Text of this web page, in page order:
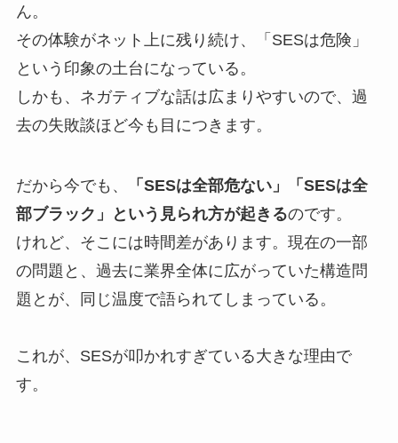
ん。
その体験がネット上に残り続け、「SESは危険」
という印象の土台になっている。
しかも、ネガティブな話は広まりやすいので、過
去の失敗談ほど今も目につきます。
だから今でも、
「SESは全部危ない」「SESは全
部ブラック」という見られ方が起きるのです。
けれど、そこには時間差があります。現在の一部
の問題と、過去に業界全体に広がっていた構造問
題とが、同じ温度で語られてしまっている。
これが、SESが叩かれすぎている大きな理由で
す。